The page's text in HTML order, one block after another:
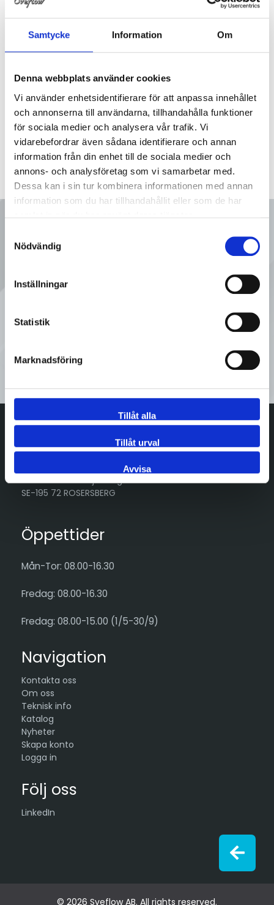
Samtycke Information Om
Denna webbplats använder cookies
Vi använder enhetsidentifierare för att anpassa innehållet
och annonserna till användarna, tillhandahålla funktioner
för sociala medier och analysera vår trafik. Vi
vidarebefordrar även sådana identifierare och annan
information från din enhet till de sociala medier och
annons- och analysföretag som vi samarbetar med.
Dessa kan i sin tur kombinera informationen med annan
information som du har tillhandahållit eller som de har
Nödvändig
Inställningar
Statistik
Marknadsföring
Tillåt alla
Tillåt urval
Avvisa
1005-BPE038AQX U-böj 180° ASME BPE 1.5''
Ring oss
08 - 92 80 80
Sveflow, du är alltid välkommen!
Kontakta oss
Adress
Göran Hammarsjös väg 15
SE-195 72 ROSERSBERG
Öppettider
Mån-Tor: 08.00-16.30
Fredag: 08.00-16.30
Fredag: 08.00-15.00 (1/5-30/9)
Navigation
Kontakta oss
Om oss
Teknisk info
Katalog
Nyheter
Skapa konto
Logga in
Följ oss
LinkedIn
© 2026 Sveflow AB. All rights reserved.